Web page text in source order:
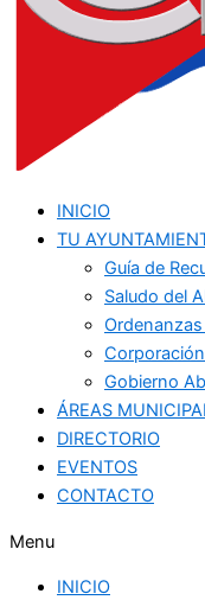
INICIO
TU
Guía de
Saludo del
Gobierno
ÁREAS
DIRECTORIO
EVENTOS
CONTACTO
Menu
INICIO